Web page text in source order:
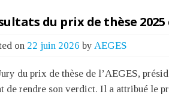
du prix de thèse 2025
on 22 juin 2026 by AEGES
du prix de thèse de l’AEGES,
de rendre son verdict. Il a attribué le